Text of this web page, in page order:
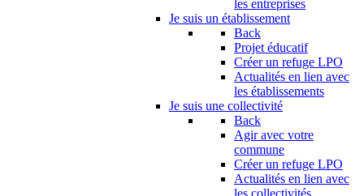
les entreprises
Je suis un établissement
Back
Projet éducatif
Créer un refuge LPO
Actualités en lien avec
les établissements
Je suis une collectivité
Back
Agir avec votre
commune
Créer un refuge LPO
Actualités en lien avec
les collectivités